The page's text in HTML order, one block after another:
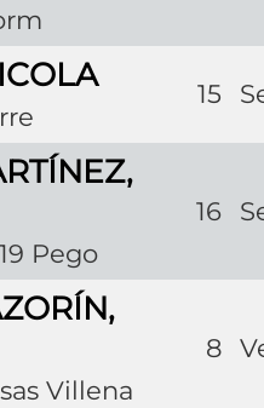
15
Pego
16
Villena
8